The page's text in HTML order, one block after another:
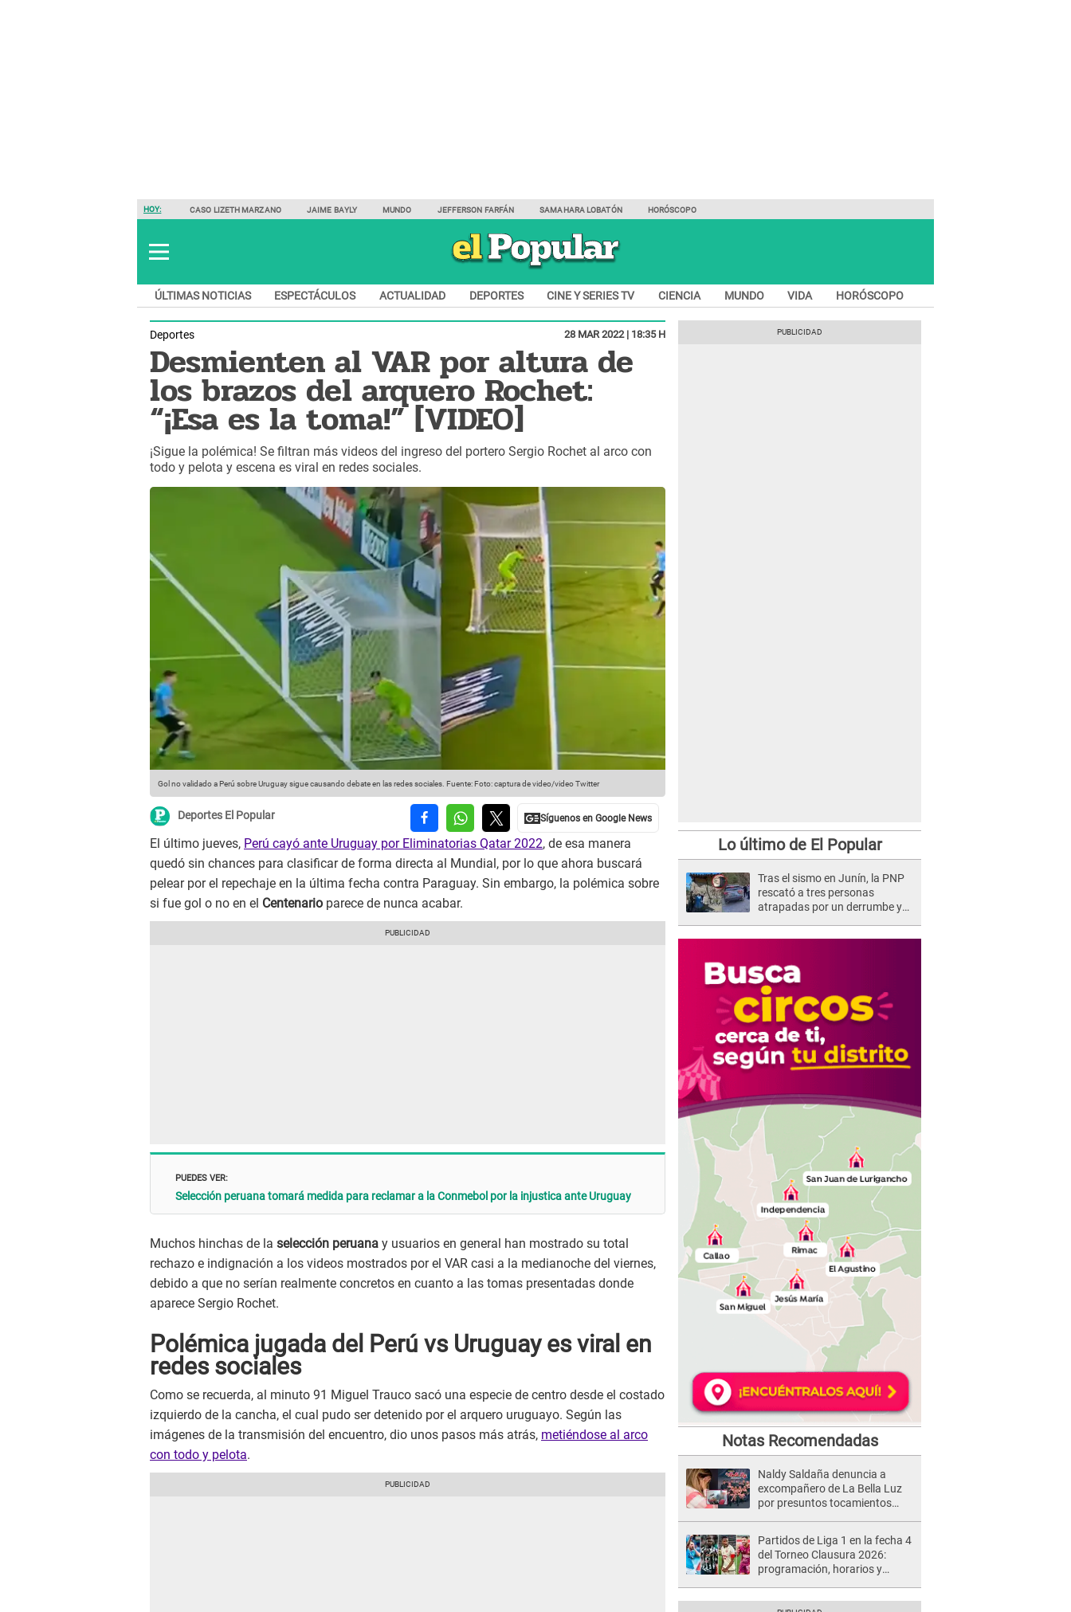
HOY: CASO LIZETH MARZANO JAIME BAYLY MUNDO JEFFERSON FARFÁN SAMAHARA LOBATÓN HORÓSCOPO
ÚLTIMAS NOTICIAS ESPECTÁCULOS ACTUALIDAD DEPORTES CINE Y SERIES TV CIENCIA MUNDO VIDA HORÓSCOPO
Deportes 28 MAR 2022 | 18:35 H
Desmienten al VAR por altura de
los brazos del arquero Rochet:
“¡Esa es la toma!” [VIDEO]
¡Sigue la polémica! Se filtran más videos del ingreso del portero Sergio Rochet al arco con
todo y pelota y escena es viral en redes sociales.
Gol no validado a Perú sobre Uruguay sigue causando debate en las redes sociales. Fuente: Foto: captura de video/video Twitter
Deportes El Popular
El último jueves, Perú cayó ante Uruguay por Eliminatorias Qatar 2022, de esa manera
quedó sin chances para clasificar de forma directa al Mundial, por lo que ahora buscará
pelear por el repechaje en la última fecha contra Paraguay. Sin embargo, la polémica sobre
si fue gol o no en el Centenario parece de nunca acabar.
PUEDES VER:
Selección peruana tomará medida para reclamar a la Conmebol por la injustica ante Uruguay
Muchos hinchas de la selección peruana y usuarios en general han mostrado su total
rechazo e indignación a los videos mostrados por el VAR casi a la medianoche del viernes,
debido a que no serían realmente concretos en cuanto a las tomas presentadas donde
aparece Sergio Rochet.
Polémica jugada del Perú vs Uruguay es viral en
redes sociales
Como se recuerda, al minuto 91 Miguel Trauco sacó una especie de centro desde el costado
izquierdo de la cancha, el cual pudo ser detenido por el arquero uruguayo. Según las
imágenes de la transmisión del encuentro, dio unos pasos más atrás, metiéndose al arco
con todo y pelota.
Lo último de El Popular
Tras el sismo en Junín, la PNP
rescató a tres personas
atrapadas por un derrumbe y
Notas Recomendadas
Naldy Saldaña denuncia a
excompañero de La Bella Luz
por presuntos tocamientos
Partidos de Liga 1 en la fecha 4
del Torneo Clausura 2026:
programación, horarios y